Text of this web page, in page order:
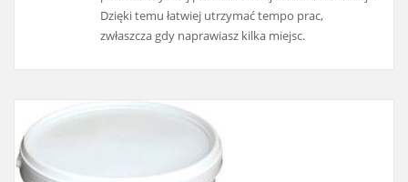
Dzięki temu łatwiej utrzymać tempo prac,
zwłaszcza gdy naprawiasz kilka miejsc.